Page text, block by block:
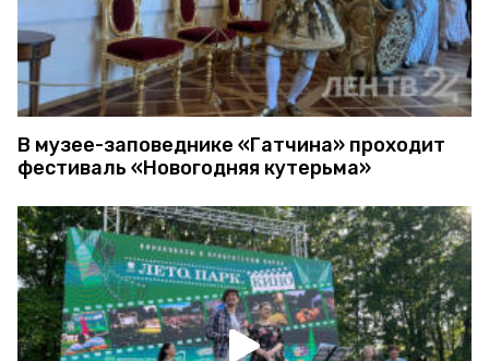
В музее-заповеднике «Гатчина» проходит
фестиваль «Новогодняя кутерьма»